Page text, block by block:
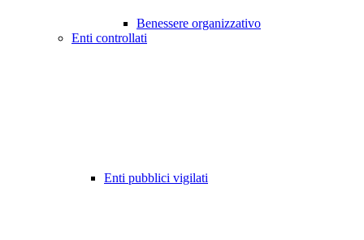
Benessere organizzativo
Enti controllati
Enti pubblici vigilati